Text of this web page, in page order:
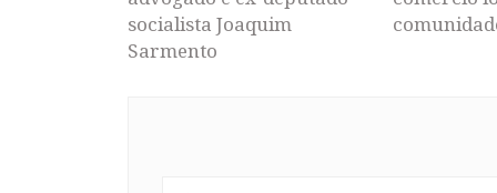
socialista Joaquim
Sarmento